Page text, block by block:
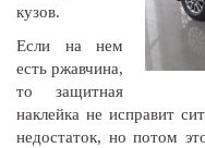
кузов.
Если на нем
есть ржавчина,
то защитная
наклейка не исправит
недостаток, но потом